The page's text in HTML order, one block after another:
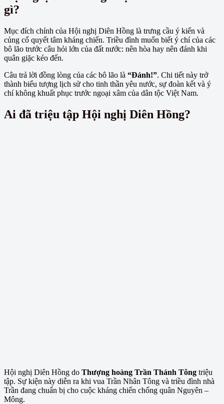
gì?
Mục đích chính của Hội nghị Diên Hồng là trưng cầu ý kiến và
củng cố quyết tâm kháng chiến. Triều đình muốn biết ý chí của các
bô lão trước câu hỏi lớn của đất nước: nên hòa hay nên đánh khi
quân giặc kéo đến.
Câu trả lời đồng lòng của các bô lão là “Đánh!”. Chi tiết này trở
thành biểu tượng lịch sử cho tinh thần yêu nước, sự đoàn kết và ý
chí không khuất phục trước ngoại xâm của dân tộc Việt Nam.
Ai đã triệu tập Hội nghị Diên Hồng?
Hội nghị Diên Hồng do Thượng hoàng Trần Thánh Tông triệu
tập. Sự kiện này diễn ra khi vua Trần Nhân Tông và triều đình nhà
Trần đang chuẩn bị cho cuộc kháng chiến chống quân Nguyên –
Mông.